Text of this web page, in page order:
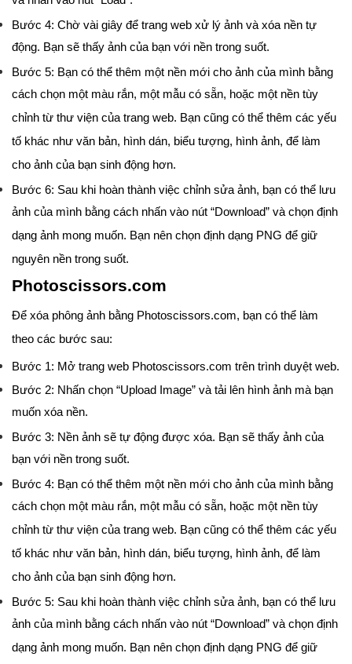
Bước 4: Chờ vài giây để trang web xử lý ảnh và xóa nền tự
động. Bạn sẽ thấy ảnh của bạn với nền trong suốt.
Bước 5: Bạn có thể thêm một nền mới cho ảnh của mình bằng
cách chọn một màu rắn, một mẫu có sẵn, hoặc một nền tùy
chỉnh từ thư viện của trang web. Bạn cũng có thể thêm các yếu
tố khác như văn bản, hình dán, biểu tượng, hình ảnh, để làm
cho ảnh của bạn sinh động hơn.
Bước 6: Sau khi hoàn thành việc chỉnh sửa ảnh, bạn có thể lưu
ảnh của mình bằng cách nhấn vào nút “Download” và chọn định
dạng ảnh mong muốn. Bạn nên chọn định dạng PNG để giữ
nguyên nền trong suốt.
Photoscissors.com
Để xóa phông ảnh bằng Photoscissors.com, bạn có thể làm
theo các bước sau:
Bước 1: Mở trang web Photoscissors.com trên trình duyệt web.
Bước 2: Nhấn chọn “Upload Image” và tải lên hình ảnh mà bạn
muốn xóa nền.
Bước 3: Nền ảnh sẽ tự động được xóa. Bạn sẽ thấy ảnh của
bạn với nền trong suốt.
Bước 4: Bạn có thể thêm một nền mới cho ảnh của mình bằng
cách chọn một màu rắn, một mẫu có sẵn, hoặc một nền tùy
chỉnh từ thư viện của trang web. Bạn cũng có thể thêm các yếu
tố khác như văn bản, hình dán, biểu tượng, hình ảnh, để làm
cho ảnh của bạn sinh động hơn.
Bước 5: Sau khi hoàn thành việc chỉnh sửa ảnh, bạn có thể lưu
ảnh của mình bằng cách nhấn vào nút “Download” và chọn định
dạng ảnh mong muốn. Bạn nên chọn định dạng PNG để giữ